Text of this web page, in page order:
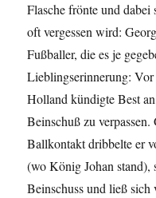
Flasche frönte und dabei
oft vergessen wird:
Fußballer, die es je
Lieblingserinnerung:
Holland kündigte Best
Beinschuß zu
Ballkontakt dribbelte er
(wo König Johan stand),
Beinschuss und ließ